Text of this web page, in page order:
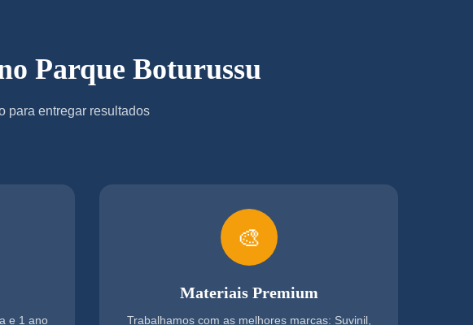
Parque Boturussu
para entregar resultados
e 1 ano
🎨
Materiais Premium
Trabalhamos com as melhores marcas: Suvinil,